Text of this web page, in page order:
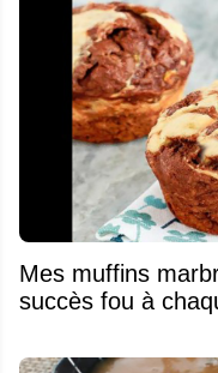
Mes muffins
succès fou à